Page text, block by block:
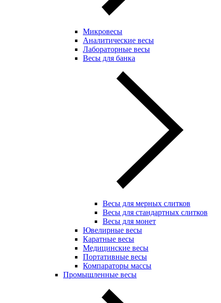
Микровесы
Аналитические весы
Лабораторные весы
Весы для банка
Весы для мерных слитков
Весы для стандартных слитков
Весы для монет
Ювелирные весы
Каратные весы
Медицинские весы
Портативные весы
Компараторы массы
Промышленные весы